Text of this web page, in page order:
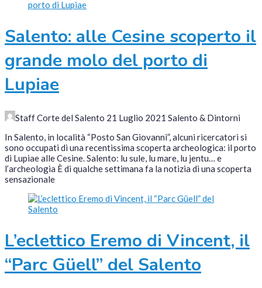
Salento: alle Cesine scoperto il
grande molo del porto di
Lupiae
Staff Corte del Salento 21 Luglio 2021 Salento & Dintorni
In Salento, in località “Posto San Giovanni”, alcuni ricercatori si
sono occupati di una recentissima scoperta archeologica: il porto
di Lupiae alle Cesine. Salento: lu sule, lu mare, lu jentu… e
l’archeologia È di qualche settimana fa la notizia di una scoperta
sensazionale
L’eclettico Eremo di Vincent, il
“Parc Güell” del Salento